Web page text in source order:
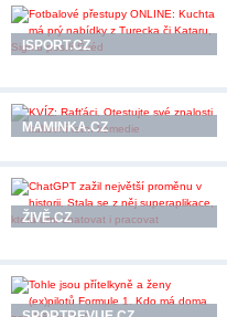
ISPORT.CZ
MAMINKA.CZ
ŽIVĚ.CZ